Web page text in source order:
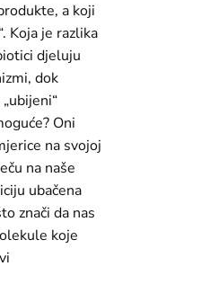
a koji
Koja je razlika
djeluju
dok
Oni
na svojoj
na naše
ubačena
znači da nas
koje